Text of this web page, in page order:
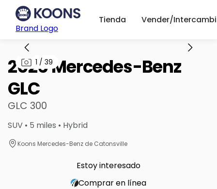
Brand Logo
Tienda Vender/
1 / 39
2026 Mercedes-Benz
GLC
GLC 300
SUV • 5 miles • Hybrid
Koons Mercedes-Benz de Catonsville
Estoy interesado
Comprar en línea